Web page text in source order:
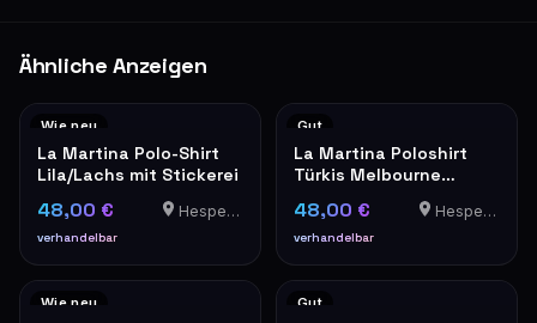
Ähnliche Anzeigen
Wie neu
La Martina Polo-Shirt
Lila/Lachs mit Stickerei
48,00 €
verhandelbar
Hesperange
Gut
La Martina Poloshirt
Türkis Melbourne
Edition Herren XXL
48,00 €
verhandelbar
Hesperange
Wie neu Gut